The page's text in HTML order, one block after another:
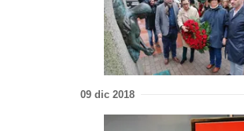
09 dic 2018